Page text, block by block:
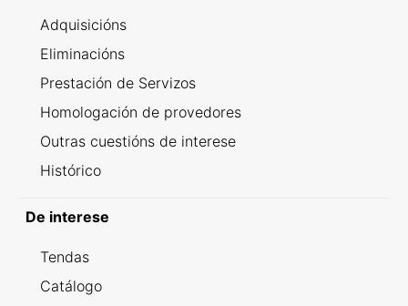
Adquisicións
Eliminacións
Prestación de Servizos
Homologación de provedores
Outras cuestións de interese
Histórico
De interese
Tendas
Catálogo